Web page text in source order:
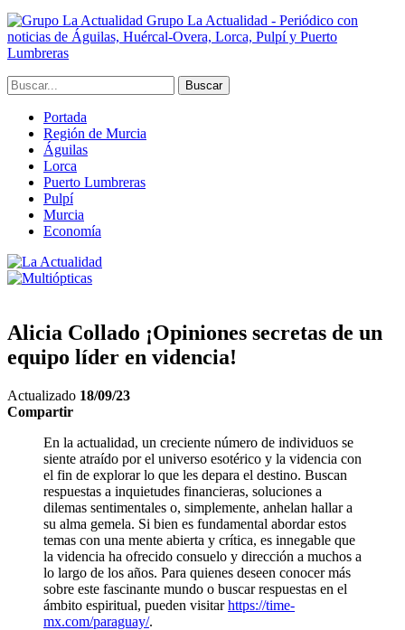
Grupo La Actualidad - Periódico con
noticias de Águilas, Huércal-Overa, Lorca, Pulpí y Puerto
Lumbreras
Portada
Región de Murcia
Águilas
Lorca
Puerto Lumbreras
Pulpí
Murcia
Economía
Alicia Collado ¡Opiniones secretas de un
equipo líder en videncia!
Actualizado 18/09/23
Compartir
En la actualidad, un creciente número de individuos se
siente atraído por el universo esotérico y la videncia con
el fin de explorar lo que les depara el destino. Buscan
respuestas a inquietudes financieras, soluciones a
dilemas sentimentales o, simplemente, anhelan hallar a
su alma gemela. Si bien es fundamental abordar estos
temas con una mente abierta y crítica, es innegable que
la videncia ha ofrecido consuelo y dirección a muchos a
lo largo de los años. Para quienes deseen conocer más
sobre este fascinante mundo o buscar respuestas en el
ámbito espiritual, pueden visitarhttps://time-
mx.com/paraguay/.